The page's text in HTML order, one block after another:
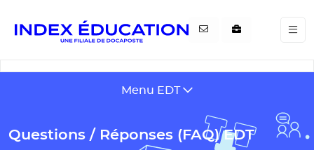
Menu EDT
Questions / Réponses (FAQ) EDT